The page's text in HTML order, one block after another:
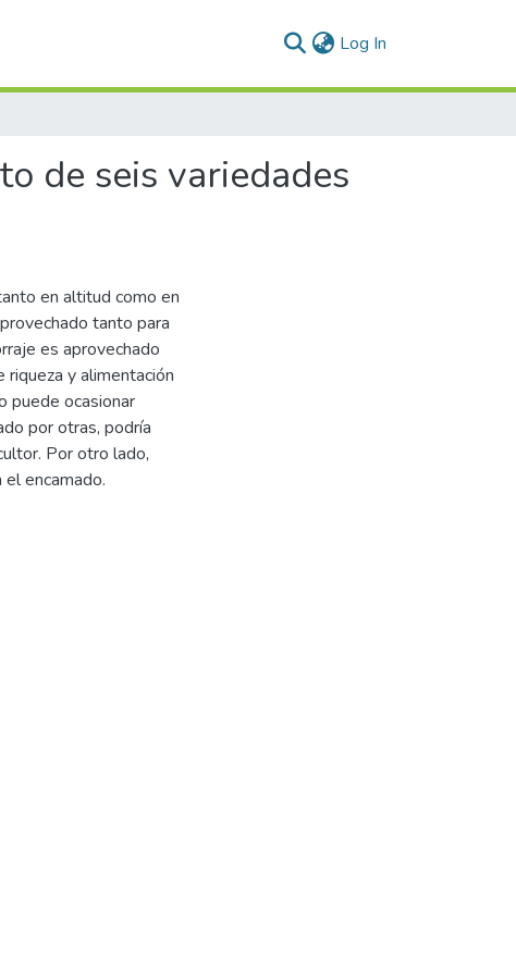
Log In
de seis variedades
en altitud como en
tanto para
es aprovechado
y alimentación
puede ocasionar
por otras, podría
Por otro lado,
encamado.